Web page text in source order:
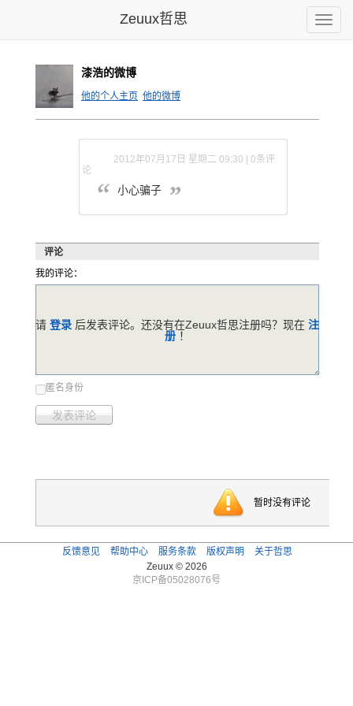
Toggle
Zeuux哲思
漆浩的微博
他的个人主页 他的微博
2012年07月17日 星期二 09:30 | 0条评
论
小心骗子
评论
我的评论：
匿名身份
发表评论
请 登录 后发表评论。还没有在Zeuux哲思注册吗？现在 注
册 ！
暂时没有评论
反馈意见 帮助中心 服务条款 版权声明
关于哲思
Zeuux © 2026
京ICP备05028076号